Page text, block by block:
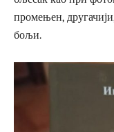
промењен,
бољи.